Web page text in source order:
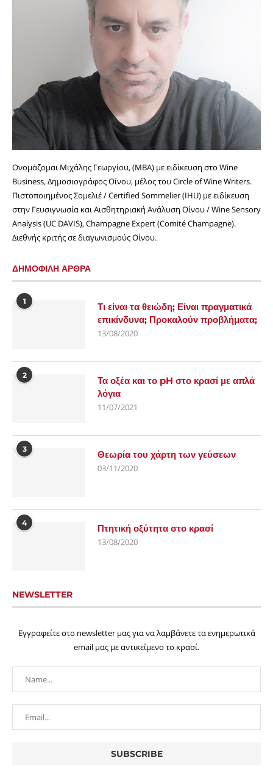
Ονομάζομαι Μιχάλης Γεωργίου, (MBA) με ειδίκευση στο Wine
Business, Δημοσιογράφος Οίνου, μέλος του Circle of Wine Writers.
Πιστοποιημένος Σομελιέ / Certified Sommelier (IHU) με ειδίκευση
στην Γευσιγνωσία και Αισθητηριακή Ανάλυση Οίνου / Wine Sensory
Analysis (UC DAVIS), Champagne Expert (Comité Champagne).
Διεθνής κριτής σε διαγωνισμούς Οίνου.
ΔΗΜΟΦΙΛΗ ΑΡΘΡΑ
1
Τι είναι τα θειώδη; Είναι πραγματικά
επικίνδυνα; Προκαλούν προβλήματα;
13/08/2020
2
Τα οξέα και το pH στο κρασί με απλά
λόγια
11/07/2021
3 Θεωρία του χάρτη των γεύσεων
03/11/2020
4 Πτητική οξύτητα στο κρασί
13/08/2020
NEWSLETTER
Εγγραφείτε στο newsletter μας για να λαμβάνετε τα ενημερωτικά
email μας με αντικείμενο το κρασί.